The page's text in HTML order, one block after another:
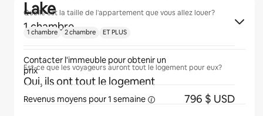
Quelle est la taille de l'appartement que vous allez louer?
1 chambre
Est-ce que les voyageurs auront tout le logement pour eux?
Oui, ils ont tout le logement
Lake
1 chambre 2 chambre ET PLUS
Contacter l'immeuble pour obtenir un
prix
Revenus moyens pour1 semaine 796 $ USD